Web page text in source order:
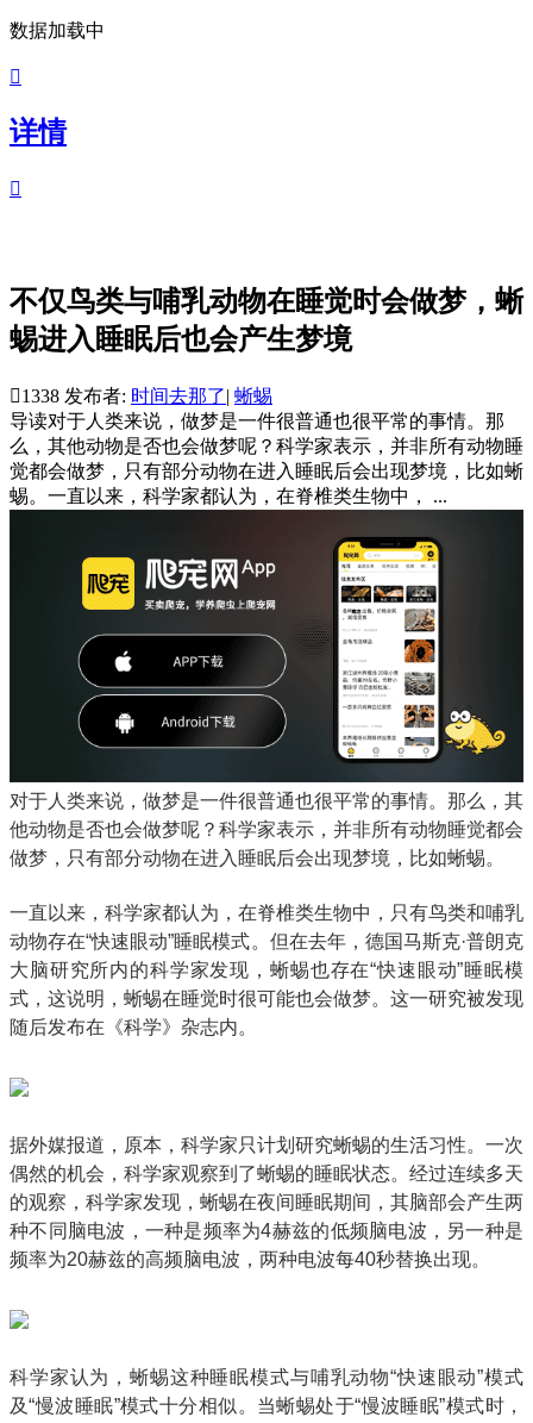
数据加载中

详情

不仅鸟类与哺乳动物在睡觉时会做梦，蜥
蜴进入睡眠后也会产生梦境
1338 发布者: 时间去那了| 蜥蜴
导读对于人类来说，做梦是一件很普通也很平常的事情。那
么，其他动物是否也会做梦呢？科学家表示，并非所有动物睡
觉都会做梦，只有部分动物在进入睡眠后会出现梦境，比如蜥
蜴。一直以来，科学家都认为，在脊椎类生物中， ...
对于人类来说，做梦是一件很普通也很平常的事情。那么，其
他动物是否也会做梦呢？科学家表示，并非所有动物睡觉都会
做梦，只有部分动物在进入睡眠后会出现梦境，比如蜥蜴。
一直以来，科学家都认为，在脊椎类生物中，只有鸟类和哺乳
动物存在“快速眼动”睡眠模式。但在去年，德国马斯克·普朗克
大脑研究所内的科学家发现，蜥蜴也存在“快速眼动”睡眠模
式，这说明，蜥蜴在睡觉时很可能也会做梦。这一研究被发现
随后发布在《科学》杂志内。
据外媒报道，原本，科学家只计划研究蜥蜴的生活习性。一次
偶然的机会，科学家观察到了蜥蜴的睡眠状态。经过连续多天
的观察，科学家发现，蜥蜴在夜间睡眠期间，其脑部会产生两
种不同脑电波，一种是频率为4赫兹的低频脑电波，另一种是
频率为20赫兹的高频脑电波，两种电波每40秒替换出现。
科学家认为，蜥蜴这种睡眠模式与哺乳动物“快速眼动”模式
及“慢波睡眠”模式十分相似。当蜥蜴处于“慢波睡眠”模式时，